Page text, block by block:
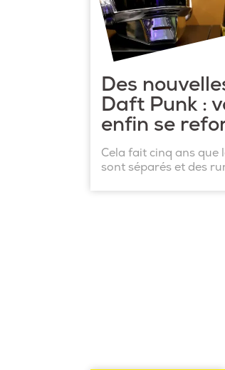
Des
Daft Punk :
enfin se
Cela fait cinq ans que
sont séparés et des